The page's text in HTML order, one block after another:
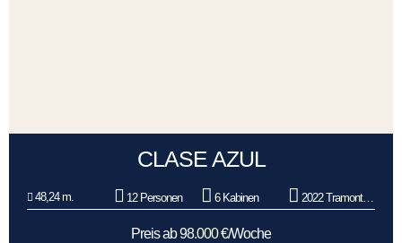
CLASE AZUL
48,24 m. 12 Personen 6 Kabinen 2022 Tramontana
Preis ab 98.000 €/Woche